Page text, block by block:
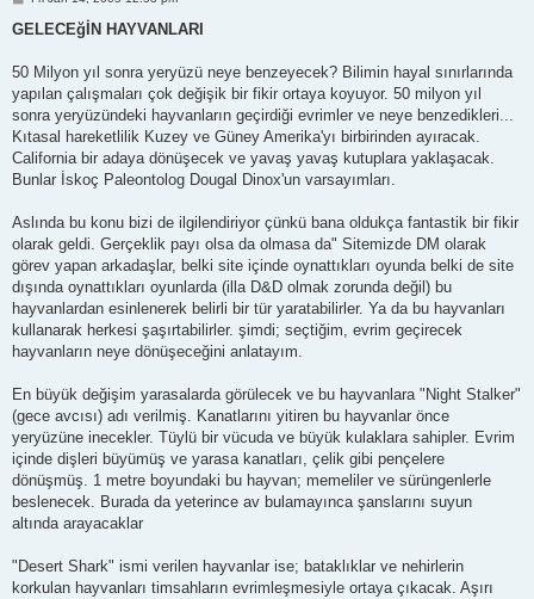
s
GELECEğİN HAYVANLARI
50 Milyon yıl sonra yeryüzü neye benzeyecek? Bilimin hayal sınırlarında
yapılan çalışmaları çok değişik bir fikir ortaya koyuyor. 50 milyon yıl
sonra yeryüzündeki hayvanların geçirdiği evrimler ve neye benzedikleri...
Kıtasal hareketlilik Kuzey ve Güney Amerika'yı birbirinden ayıracak.
California bir adaya dönüşecek ve yavaş yavaş kutuplara yaklaşacak.
Bunlar İskoç Paleontolog Dougal Dinox'un varsayımları.
Aslında bu konu bizi de ilgilendiriyor çünkü bana oldukça fantastik bir fikir
olarak geldi. Gerçeklik payı olsa da olmasa da" Sitemizde DM olarak
görev yapan arkadaşlar, belki site içinde oynattıkları oyunda belki de site
dışında oynattıkları oyunlarda (illa D&D olmak zorunda değil) bu
hayvanlardan esinlenerek belirli bir tür yaratabilirler. Ya da bu hayvanları
kullanarak herkesi şaşırtabilirler. şimdi; seçtiğim, evrim geçirecek
hayvanların neye dönüşeceğini anlatayım.
En büyük değişim yarasalarda görülecek ve bu hayvanlara "Night Stalker"
(gece avcısı) adı verilmiş. Kanatlarını yitiren bu hayvanlar önce
yeryüzüne inecekler. Tüylü bir vücuda ve büyük kulaklara sahipler. Evrim
içinde dişleri büyümüş ve yarasa kanatları, çelik gibi pençelere
dönüşmüş. 1 metre boyundaki bu hayvan; memeliler ve sürüngenlerle
beslenecek. Burada da yeterince av bulamayınca şanslarını suyun
altında arayacaklar
"Desert Shark" ismi verilen hayvanlar ise; bataklıklar ve nehirlerin
korkulan hayvanları timsahların evrimleşmesiyle ortaya çıkacak. Aşırı